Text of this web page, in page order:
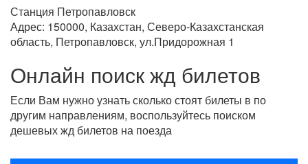
Станция Петропавловск
Адрес: 150000, Казахстан, Северо-Казахстанская
область, Петропавловск, ул.Придорожная 1
Онлайн поиск жд билетов
Если Вам нужно узнать сколько стоят билеты в по
другим направлениям, воспользуйтесь поиском
дешевых жд билетов на поезда